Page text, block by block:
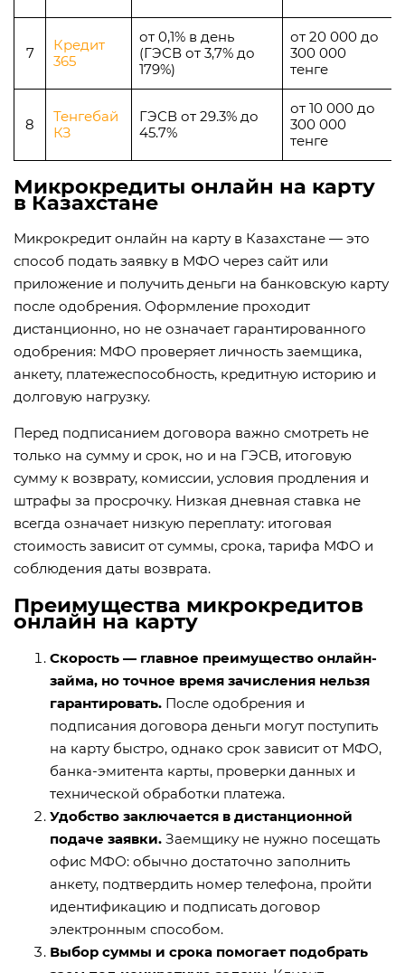
7
Кредит
365
от 0,1% в день
(ГЭСВ от 3,7% до
179%)
от 20 000 до
300 000
тенге
8
Тенгебай
КЗ
ГЭСВ от 29.3% до
45.7%
от 10 000 до
300 000
тенге
Микрокредиты онлайн на карту
в Казахстане
Микрокредит онлайн на карту в Казахстане — это
способ подать заявку в МФО через сайт или
приложение и получить деньги на банковскую карту
после одобрения. Оформление проходит
дистанционно, но не означает гарантированного
одобрения: МФО проверяет личность заемщика,
анкету, платежеспособность, кредитную историю и
долговую нагрузку.
Перед подписанием договора важно смотреть не
только на сумму и срок, но и на ГЭСВ, итоговую
сумму к возврату, комиссии, условия продления и
штрафы за просрочку. Низкая дневная ставка не
всегда означает низкую переплату: итоговая
стоимость зависит от суммы, срока, тарифа МФО и
соблюдения даты возврата.
Преимущества микрокредитов
онлайн на карту
Скорость — главное преимущество онлайн-
займа, но точное время зачисления нельзя
гарантировать. После одобрения и
подписания договора деньги могут поступить
на карту быстро, однако срок зависит от МФО,
банка-эмитента карты, проверки данных и
технической обработки платежа.
Удобство заключается в дистанционной
подаче заявки. Заемщику не нужно посещать
офис МФО: обычно достаточно заполнить
анкету, подтвердить номер телефона, пройти
идентификацию и подписать договор
электронным способом.
Выбор суммы и срока помогает подобрать